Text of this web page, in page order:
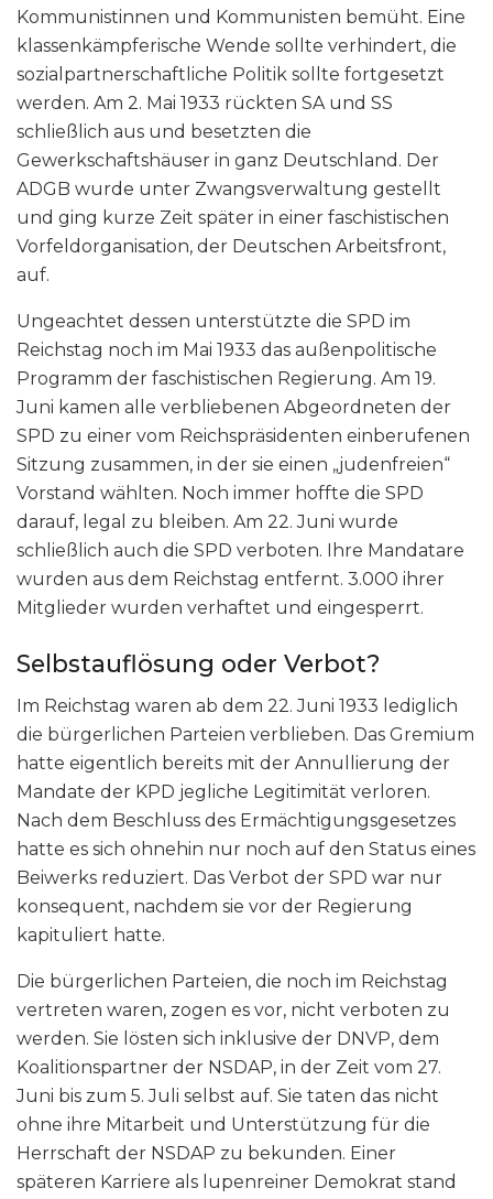
Kommunistinnen und Kommunisten bemüht. Eine
klassenkämpferische Wende sollte verhindert, die
sozialpartnerschaftliche Politik sollte fortgesetzt
werden. Am 2. Mai 1933 rückten SA und SS
schließlich aus und besetzten die
Gewerkschaftshäuser in ganz Deutschland. Der
ADGB wurde unter Zwangsverwaltung gestellt
und ging kurze Zeit später in einer faschistischen
Vorfeldorganisation, der Deutschen Arbeitsfront,
auf.
Ungeachtet dessen unterstützte die SPD im
Reichstag noch im Mai 1933 das außenpolitische
Programm der faschistischen Regierung. Am 19.
Juni kamen alle verbliebenen Abgeordneten der
SPD zu einer vom Reichspräsidenten einberufenen
Sitzung zusammen, in der sie einen „judenfreien“
Vorstand wählten. Noch immer hoffte die SPD
darauf, legal zu bleiben. Am 22. Juni wurde
schließlich auch die SPD verboten. Ihre Mandatare
wurden aus dem Reichstag entfernt. 3.000 ihrer
Mitglieder wurden verhaftet und eingesperrt.
Selbstauflösung oder Verbot?
Im Reichstag waren ab dem 22. Juni 1933 lediglich
die bürgerlichen Parteien verblieben. Das Gremium
hatte eigentlich bereits mit der Annullierung der
Mandate der KPD jegliche Legitimität verloren.
Nach dem Beschluss des Ermächtigungsgesetzes
hatte es sich ohnehin nur noch auf den Status eines
Beiwerks reduziert. Das Verbot der SPD war nur
konsequent, nachdem sie vor der Regierung
kapituliert hatte.
Die bürgerlichen Parteien, die noch im Reichstag
vertreten waren, zogen es vor, nicht verboten zu
werden. Sie lösten sich inklusive der DNVP, dem
Koalitionspartner der NSDAP, in der Zeit vom 27.
Juni bis zum 5. Juli selbst auf. Sie taten das nicht
ohne ihre Mitarbeit und Unterstützung für die
Herrschaft der NSDAP zu bekunden. Einer
späteren Karriere als lupenreiner Demokrat stand